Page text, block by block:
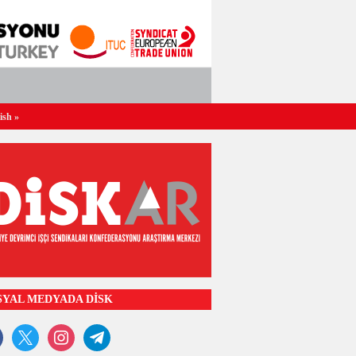
»
MEDYADA DİSK
x instagramtelegram